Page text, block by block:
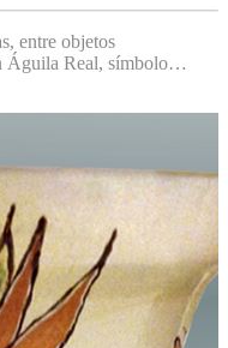
entre objetos
Águila Real, símbolo…